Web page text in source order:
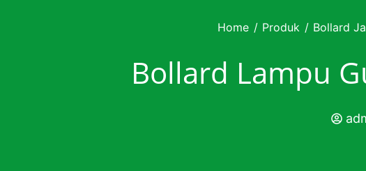
Home / Produk / Bollard
Bollard Lampu